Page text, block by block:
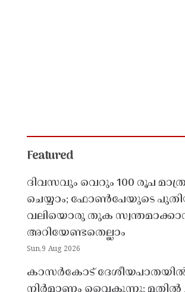
Featured
ദിവസവും വെറും 100 രൂപ
ചെയ്യാം; ഫോൺപേയുടെ പുതിയ
വലിയൊരു തുക
അറിയേണ്ടതെല്ലാം
Sun,9 Aug 2026
കാസർകോട് ദേശീയപാതയിൽ